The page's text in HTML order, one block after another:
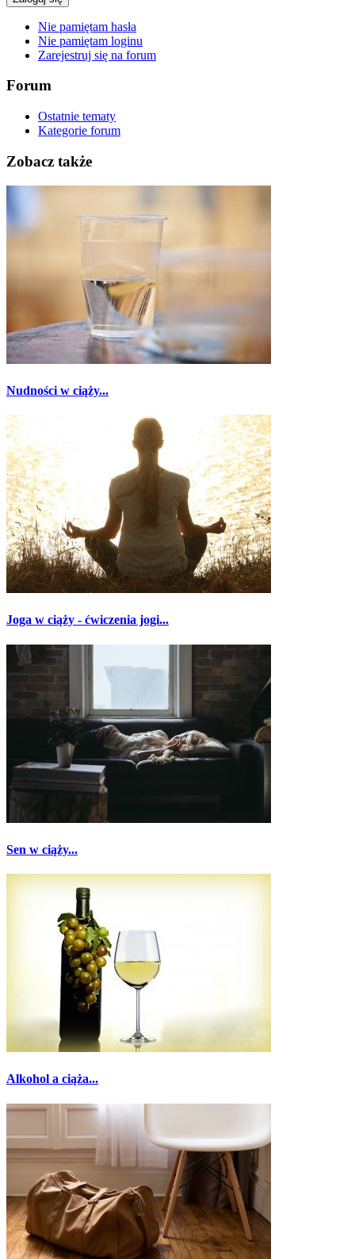
Nie pamiętam hasła
Nie pamiętam loginu
Zarejestruj się na forum
Forum
Ostatnie tematy
Kategorie forum
Zobacz także
Nudności w ciąży...
Joga w ciąży - ćwiczenia jogi...
Sen w ciąży...
Alkohol a ciąża...